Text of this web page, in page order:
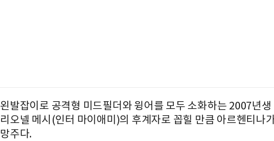
왼발잡이로 공격형 미드필더와 윙어를 모두 소화하는 2007년
리오넬 메시(인터 마이애미)의 후계자로 꼽힐 만큼 아르헨티나
망주다.